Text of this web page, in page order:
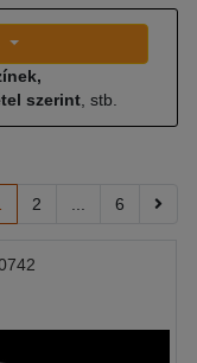
szerint , stb.
2 6